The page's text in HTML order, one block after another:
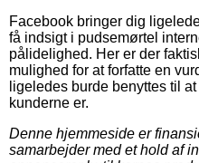
Facebook bringer dig
få indsigt i pudsemørtel
pålidelighed. Her er der
mulighed for at forfatte en
ligeledes burde benyttes til
kunderne er.
Denne hjemmeside er
samarbejder med et hold af